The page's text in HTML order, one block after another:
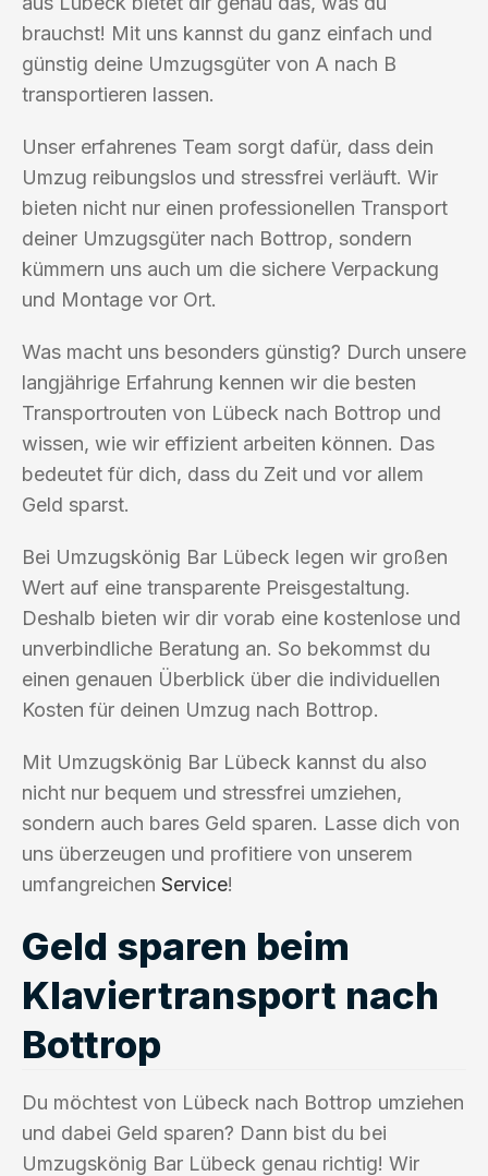
brauchst! Mit uns kannst du ganz einfach und
günstig deine Umzugsgüter von A nach B
transportieren lassen.
Unser erfahrenes Team sorgt dafür, dass dein
Umzug reibungslos und stressfrei verläuft. Wir
bieten nicht nur einen professionellen Transport
deiner Umzugsgüter nach Bottrop, sondern
kümmern uns auch um die sichere Verpackung
und Montage vor Ort.
Was macht uns besonders günstig? Durch unsere
langjährige Erfahrung kennen wir die besten
Transportrouten von Lübeck nach Bottrop und
wissen, wie wir effizient arbeiten können. Das
bedeutet für dich, dass du Zeit und vor allem
Geld sparst.
Bei Umzugskönig Bar Lübeck legen wir großen
Wert auf eine transparente Preisgestaltung.
Deshalb bieten wir dir vorab eine kostenlose und
unverbindliche Beratung an. So bekommst du
einen genauen Überblick über die individuellen
Kosten für deinen Umzug nach Bottrop.
Mit Umzugskönig Bar Lübeck kannst du also
nicht nur bequem und stressfrei umziehen,
sondern auch bares Geld sparen. Lasse dich von
uns überzeugen und profitiere von unserem
umfangreichen Service!
Geld sparen beim
Klaviertransport nach
Bottrop
Du möchtest von Lübeck nach Bottrop umziehen
und dabei Geld sparen? Dann bist du bei
Umzugskönig Bar Lübeck genau richtig! Wir